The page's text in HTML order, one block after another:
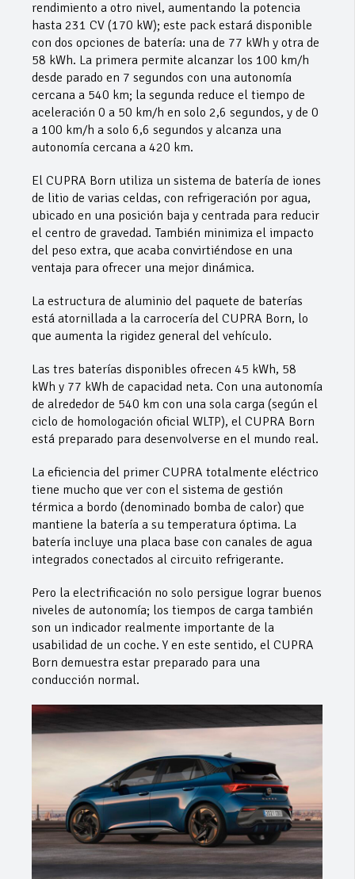
rendimiento a otro nivel, aumentando la potencia
hasta 231 CV (170 kW); este pack estará disponible
con dos opciones de batería: una de 77 kWh y otra de
58 kWh. La primera permite alcanzar los 100 km/h
desde parado en 7 segundos con una autonomía
cercana a 540 km; la segunda reduce el tiempo de
aceleración 0 a 50 km/h en solo 2,6 segundos, y de 0
a 100 km/h a solo 6,6 segundos y alcanza una
autonomía cercana a 420 km.
El CUPRA Born utiliza un sistema de batería de iones
de litio de varias celdas, con refrigeración por agua,
ubicado en una posición baja y centrada para reducir
el centro de gravedad. También minimiza el impacto
del peso extra, que acaba convirtiéndose en una
ventaja para ofrecer una mejor dinámica.
La estructura de aluminio del paquete de baterías
está atornillada a la carrocería del CUPRA Born, lo
que aumenta la rigidez general del vehículo.
Las tres baterías disponibles ofrecen 45 kWh, 58
kWh y 77 kWh de capacidad neta. Con una autonomía
de alrededor de 540 km con una sola carga (según el
ciclo de homologación oficial WLTP), el CUPRA Born
está preparado para desenvolverse en el mundo real.
La eficiencia del primer CUPRA totalmente eléctrico
tiene mucho que ver con el sistema de gestión
térmica a bordo (denominado bomba de calor) que
mantiene la batería a su temperatura óptima. La
batería incluye una placa base con canales de agua
integrados conectados al circuito refrigerante.
Pero la electrificación no solo persigue lograr buenos
niveles de autonomía; los tiempos de carga también
son un indicador realmente importante de la
usabilidad de un coche. Y en este sentido, el CUPRA
Born demuestra estar preparado para una
conducción normal.